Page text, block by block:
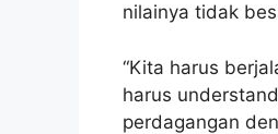
nilainya tidak
“Kita harus
harus
perdagangan